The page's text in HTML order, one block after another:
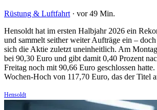
Rüstung & Luftfahrt · vor 49 Min.
Hensoldt hat im ersten Halbjahr 2026 ein
und sammelt seither weiter Aufträge ein –
sich die Aktie zuletzt uneinheitlich. Am
bei 90,30 Euro und gibt damit 0,40 Prozent
Freitag noch mit 90,66 Euro geschlossen
Wochen-Hoch von 117,70 Euro, das der Titel
Hensoldt